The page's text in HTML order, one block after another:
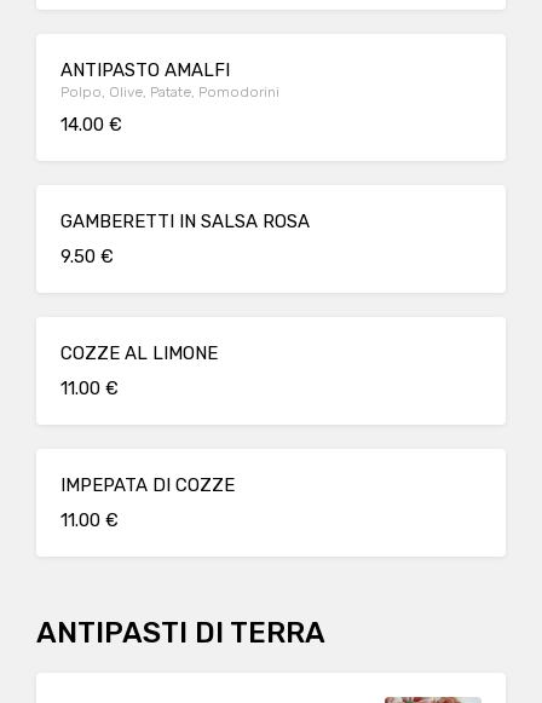
ANTIPASTO AMALFI
Polpo, Olive, Patate, Pomodorini
14.00 €
GAMBERETTI IN SALSA ROSA
9.50 €
COZZE AL LIMONE
11.00 €
IMPEPATA DI COZZE
11.00 €
ANTIPASTI DI TERRA